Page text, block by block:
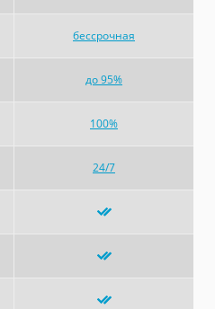
бессрочная
до 95%
100%
24/7